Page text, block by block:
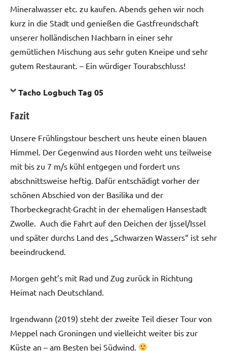
Mineralwasser etc. zu kaufen. Abends gehen wir noch
kurz in die Stadt und genießen die Gastfreundschaft
unserer holländischen Nachbarn in einer sehr
gemütlichen Mischung aus sehr guten Kneipe und sehr
gutem Restaurant. – Ein würdiger Tourabschluss!
Tacho Logbuch Tag 05
Fazit
Unsere Frühlingstour beschert uns heute einen blauen
Himmel. Der Gegenwind aus Norden weht uns teilweise
mit bis zu 7 m/s kühl entgegen und fordert uns
abschnittsweise heftig. Dafür entschädigt vorher der
schönen Abschied von der Basilika und der
Thorbeckegracht-Gracht in der ehemaligen Hansestadt
Zwolle. Auch die Fahrt auf den Deichen der Ijssel/Issel
und später durchs Land des „Schwarzen Wassers“ ist sehr
beeindruckend.
Morgen geht’s mit Rad und Zug zurück in Richtung
Heimat nach Deutschland.
Irgendwann (2019) steht der zweite Teil dieser Tour von
Meppel nach Groningen und vielleicht weiter bis zur
Küste an – am Besten bei Südwind.